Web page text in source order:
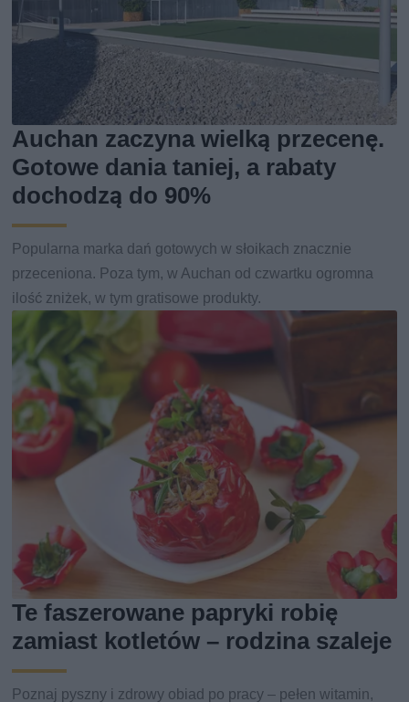
Auchan zaczyna wielką przecenę.
Gotowe dania taniej, a rabaty
dochodzą do 90%
Popularna marka dań gotowych w słoikach znacznie
przeceniona. Poza tym, w Auchan od czwartku ogromna
ilość zniżek, w tym gratisowe produkty.
Te faszerowane papryki robię
zamiast kotletów – rodzina szaleje
Poznaj pyszny i zdrowy obiad po pracy – pełen witamin,